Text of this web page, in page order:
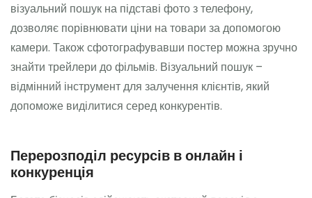
візуальний пошук на підставі фото з телефону,
дозволяє порівнювати ціни на товари за допомогою
камери. Також сфотографувавши постер можна зручно
знайти трейлери до фільмів. Візуальний пошук –
відмінний інструмент для залучення клієнтів, який
допоможе виділитися серед конкурентів.
Перерозподіл ресурсів в онлайн і
конкуренція